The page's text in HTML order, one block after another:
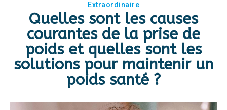
Extraordinaire
Quelles sont les causes
courantes de la prise de
poids et quelles sont les
solutions pour maintenir un
poids santé ?